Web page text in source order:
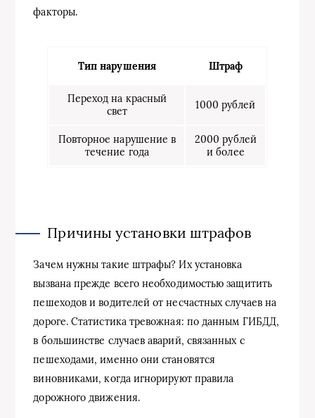
факторы.
Тип нарушения Штраф
Переход на красный
свет
1000 рублей
Повторное нарушение в
течение года
2000 рублей
и более
Причины установки штрафов
Зачем нужны такие штрафы? Их установка
вызвана прежде всего необходимостью защитить
пешеходов и водителей от несчастных случаев на
дороге. Статистика тревожная: по данным ГИБДД,
в большинстве случаев аварий, связанных с
пешеходами, именно они становятся
виновниками, когда игнорируют правила
дорожного движения.